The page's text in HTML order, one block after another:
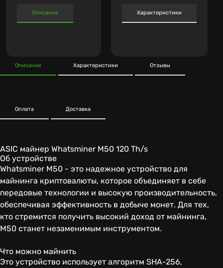
Описание Характеристики
Описание Характеристики Отзывы
Оплата Доставка
ASIC майнер Whatsminer M50 120 Th/s
Об устройстве
Whatsminer M50 - это надежное устройство для
майнинга криптовалюты, которое объединяет в себе
передовые технологии и высокую производительность,
обеспечивая эффективность в добыче монет. Для тех,
кто стремится получить высокий доход от майнинга,
M50 станет незаменимым инструментом.
Что можно майнить
Это устройство использует алгоритм SHA-256,